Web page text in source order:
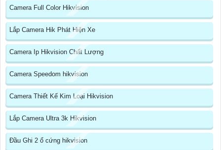
Camera Full Color Hikvision
Lắp Camera Hik Phát Hiện Xe
Camera Ip Hikvision Chất Lượng
Camera Speedom hikvision
Camera Thiết Kế Kim Loại Hikvision
Lắp Camera Ultra 3k Hikvision
Đầu Ghi 2 ổ cứng hikvision